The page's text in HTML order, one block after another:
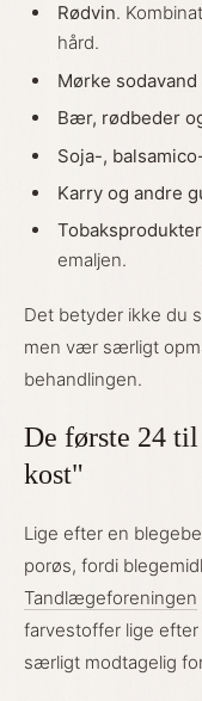
Rødvin.
hård.
Mørke
Bær, rødbeder
Soja-,
Karry og andre
Tobaksprodukter
emaljen.
Det betyder ikke du
men vær særligt
behandlingen.
De første 24
kost"
Lige efter en
porøs, fordi
Tandlægeforeningen
farvestoffer lige
særligt modtagelig